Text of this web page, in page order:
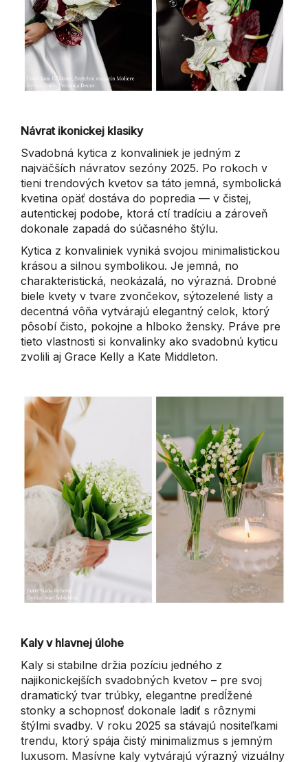
Návrat ikonickej klasiky
Svadobná kytica z konvaliniek je jedným z
najväčších návratov sezóny 2025. Po rokoch v
tieni trendových kvetov sa táto jemná, symbolická
kvetina opäť dostáva do popredia — v čistej,
autentickej podobe, ktorá ctí tradíciu a zároveň
dokonale zapadá do súčasného štýlu.
Kytica z konvaliniek vyniká svojou minimalistickou
krásou a silnou symbolikou. Je jemná, no
charakteristická, neokázalá, no výrazná. Drobné
biele kvety v tvare zvončekov, sýtozelené listy a
decentná vôňa vytvárajú elegantný celok, ktorý
pôsobí čisto, pokojne a hlboko žensky. Práve pre
tieto vlastnosti si konvalinky ako svadobnú kyticu
zvolili aj Grace Kelly a Kate Middleton.
Kaly v hlavnej úlohe
Kaly si stabilne držia pozíciu jedného z
najikonickejších svadobných kvetov – pre svoj
dramatický tvar trúbky, elegantne predĺžené
stonky a schopnosť dokonale ladiť s rôznymi
štýlmi svadby. V roku 2025 sa stávajú nositeľkami
trendu, ktorý spája čistý minimalizmus s jemným
luxusom. Masívne kaly vytvárajú výrazný vizuálny